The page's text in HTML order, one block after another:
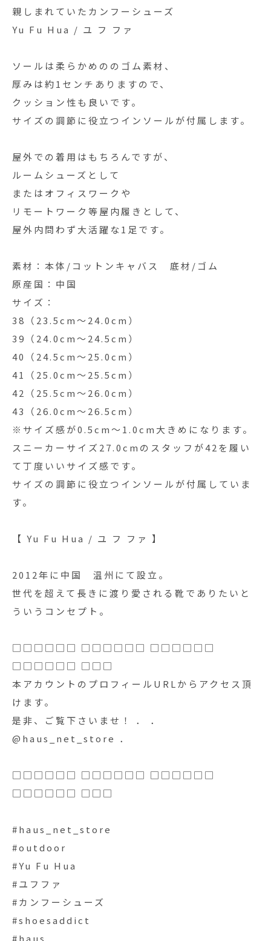
親しまれていたカンフーシューズ
Yu Fu Hua / ユ フ ファ
ソールは柔らかめののゴム素材、
厚みは約1センチありますので、
クッション性も良いです。
サイズの調節に役立つインソールが付属します。
屋外での着用はもちろんですが、
ルームシューズとして
またはオフィスワークや
リモートワーク等屋内履きとして、
屋外内問わず大活躍な1足です。
素材：本体/コットンキャバス 底材/ゴム
原産国：中国
サイズ：
38（23.5cm～24.0cm）
39（24.0cm～24.5cm）
40（24.5cm～25.0cm）
41（25.0cm～25.5cm）
42（25.5cm～26.0cm）
43（26.0cm～26.5cm）
※サイズ感が0.5cm〜1.0cm大きめになります。
スニーカーサイズ27.0cmのスタッフが42を履い
て丁度いいサイズ感です。
サイズの調節に役立つインソールが付属していま
す。
【 Yu Fu Hua / ユ フ ファ 】
2012年に中国 温州にて設立。
世代を超えて長きに渡り愛される靴でありたいと
ういうコンセプト。
□□□□□□ □□□□□□ □□□□□□
□□□□□□ □□□
本アカウントのプロフィールURLからアクセス頂
けます。
是非、ご覧下さいませ！ ． ．
@haus_net_store ．
□□□□□□ □□□□□□ □□□□□□
□□□□□□ □□□
#haus_net_store
#outdoor
#Yu Fu Hua
#ユフファ
#カンフーシューズ
#shoesaddict
#haus